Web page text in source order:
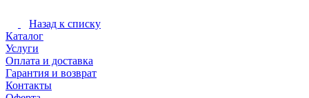
Назад к списку
Каталог
Услуги
Оплата и доставка
Гарантия и возврат
Контакты